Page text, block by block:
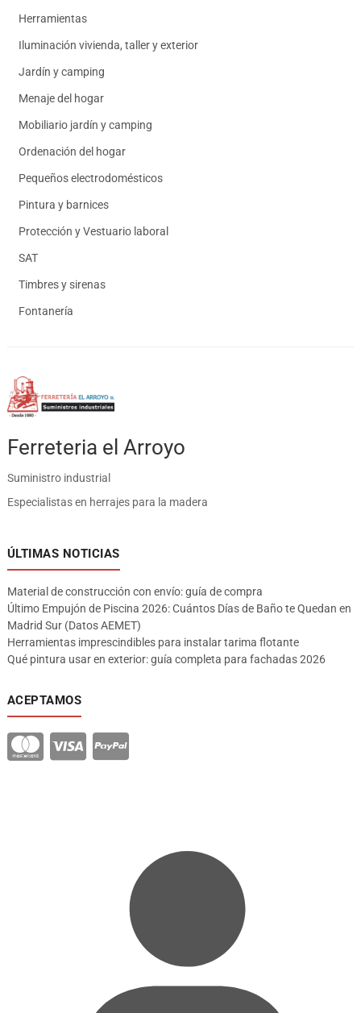
Herramientas
Iluminación vivienda, taller y exterior
Jardín y camping
Menaje del hogar
Mobiliario jardín y camping
Ordenación del hogar
Pequeños electrodomésticos
Pintura y barnices
Protección y Vestuario laboral
SAT
Timbres y sirenas
Fontanería
Ferreteria el Arroyo
Suministro industrial
Especialistas en herrajes para la madera
ÚLTIMAS NOTICIAS
Material de construcción con envío: guía de compra
Último Empujón de Piscina 2026: Cuántos Días de Baño te Quedan en
Madrid Sur (Datos AEMET)
Herramientas imprescindibles para instalar tarima flotante
Qué pintura usar en exterior: guía completa para fachadas 2026
ACEPTAMOS